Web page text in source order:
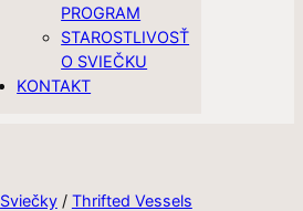
PROGRAM
STAROSTLIVOSŤ
O SVIEČKU
KONTAKT
Sviečky/ Thrifted Vessels